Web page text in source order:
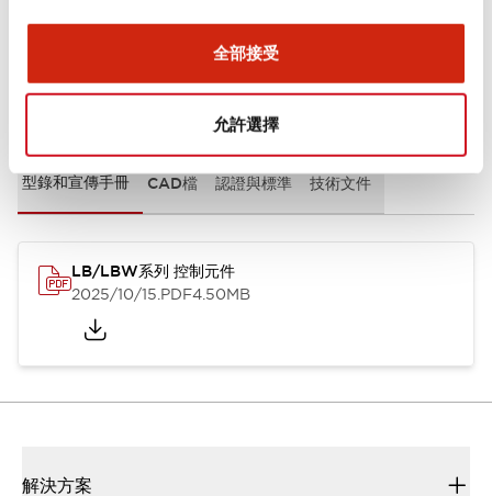
全部接受
允許選擇
文件和檔案
型錄和宣傳手冊 CAD檔 認證與標準 技術文件
LB/LBW系列 控制元件
2025/10/15.PDF4.50MB
解決方案